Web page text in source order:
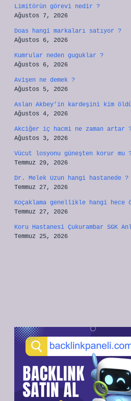
Limitörün görevi nedir ?
Ağustos 7, 2026
Doas hangi markaları satıyor ?
Ağustos 6, 2026
Kumrular neden guguklar ?
Ağustos 6, 2026
Avişen ne demek ?
Ağustos 5, 2026
Aslan Akbey’in kardeşini kim
Ağustos 4, 2026
Akciğer iç hacmi ne zaman artar
Ağustos 3, 2026
Vücut losyonu güneşten korur mu
Temmuz 29, 2026
Dr. Melek Uzun hangi hastanede ?
Temmuz 27, 2026
Koçaklama genellikle hangi
Temmuz 27, 2026
Koru Hastanesi Çukurambar SGK
Temmuz 25, 2026